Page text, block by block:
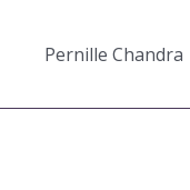
Pernille Chandra